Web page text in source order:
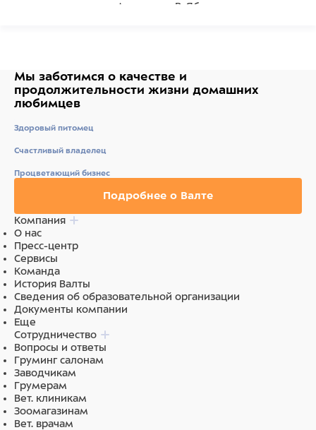
кислоту, витамины А и группы В. Яблоко содержит
Состав: пшеница, кукуруза, морковь, свекла, яблоко,
кэроб Питательная ценность на 100г - белки - 8%,
(калорийность) на 100г - 250 ккал
Ингредиенты
пшеница, кукуруза, морковь, свекла, яблоко, кэроб
Мы заботимся о качестве и
продолжительности жизни домашних
любимцев
Здоровый питомец
Счастливый владелец
Процветающий бизнес
Подробнее о Валте
Компания
О нас
Пресс-центр
Сервисы
Команда
История Валты
Сведения об образовательной организации
Документы компании
Еще
Сотрудничество
Вопросы и ответы
Груминг салонам
Заводчикам
Грумерам
Вет. клиникам
Зоомагазинам
Вет. врачам